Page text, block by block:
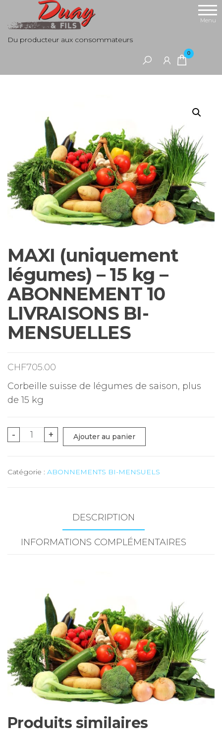
Du producteur aux consommateurs
0
Menu
MAXI (uniquement
légumes) – 15 kg –
ABONNEMENT 10
LIVRAISONS BI-
MENSUELLES
CHF705.00
Corbeille suisse de légumes de saison, plus
de 15 kg
-
quantité
(uniquement
-
MENSUELLES
+ Ajouter au panier
Catégorie : ABONNEMENTS BI-MENSUELS
DESCRIPTION
INFORMATIONS COMPLÉMENTAIRES
Produits similaires